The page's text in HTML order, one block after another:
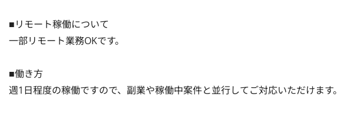
■リモート稼働について
一部リモート業務OKです。
■働き方
週1日程度の稼働ですので、副業や稼働中案件と並行してご対応いただけます。